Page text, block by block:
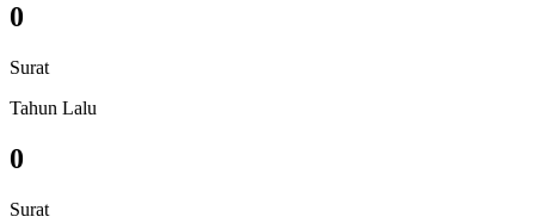
0
Surat
Tahun Lalu
0
Surat